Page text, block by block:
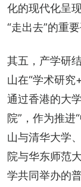
化的现代化呈
“走出去”的重
其五，产学研
山在“学术研究
通过香港的大
院”，作为推进
山与清华大学
院与华东师范
学共同举办的